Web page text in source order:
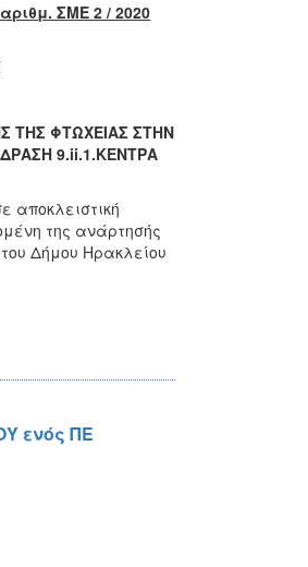
ΣΜΕ 2 / 2020
ΤΗΣ ΦΤΩΧΕΙΑΣ ΣΤΗΝ
9.ii.1.ΚΕΝΤΡΑ
αποκλειστική
της ανάρτησής
Δήμου Ηρακλείου
ενός ΠΕ